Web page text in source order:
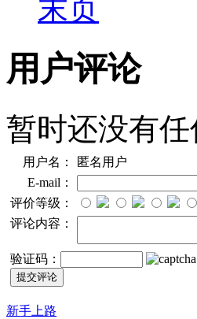
末页
用户评论
暂时还没有
用户名：
匿名用户
E-mail：
评价等级：
评论内容：
验证码：
新手上路